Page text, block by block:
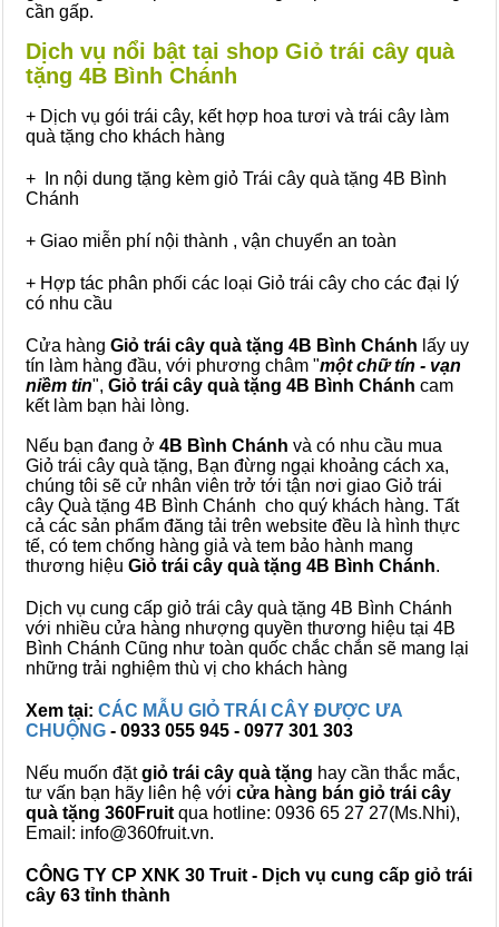
cần gấp.
Dịch vụ nổi bật tại shop Giỏ trái cây quà
tặng 4B Bình Chánh
+ Dịch vụ gói trái cây, kết hợp hoa tươi và trái cây làm
quà tặng cho khách hàng
+ In nội dung tặng kèm giỏ Trái cây quà tặng 4B Bình
Chánh
+ Giao miễn phí nội thành , vận chuyển an toàn
+ Hợp tác phân phối các loại Giỏ trái cây cho các đại lý
có nhu cầu
Cửa hàng Giỏ trái cây quà tặng 4B Bình Chánh lấy uy
tín làm hàng đầu, với phương châm "một chữ tín - vạn
niềm tin", Giỏ trái cây quà tặng 4B Bình Chánh cam
kết làm bạn hài lòng.
Nếu bạn đang ở 4B Bình Chánh và có nhu cầu mua
Giỏ trái cây quà tặng, Bạn đừng ngại khoảng cách xa,
chúng tôi sẽ cử nhân viên trở tới tận nơi giao Giỏ trái
cây Quà tặng 4B Bình Chánh cho quý khách hàng. Tất
cả các sản phẩm đăng tải trên website đều là hình thực
tế, có tem chống hàng giả và tem bảo hành mang
thương hiệu Giỏ trái cây quà tặng 4B Bình Chánh.
Dịch vụ cung cấp giỏ trái cây quà tặng 4B Bình Chánh
với nhiều cửa hàng nhượng quyền thương hiệu tại 4B
Bình Chánh Cũng như toàn quốc chắc chắn sẽ mang lại
những trải nghiệm thù vị cho khách hàng
Xem tại: CÁC MẪU GIỎ TRÁI CÂY ĐƯỢC ƯA
CHUỘNG - 0933 055 945 - 0977 301 303
Nếu muốn đặtgiỏ trái cây quà tặng hay cần thắc mắc,
tư vấn bạn hãy liên hệ với cửa hàng bán giỏ trái cây
quà tặng 360Fruit qua hotline: 0936 65 27 27(Ms.Nhi),
Email: info@360fruit.vn.
CÔNG TY CP XNK 30 Truit - Dịch vụ cung cấp giỏ trái
cây 63 tỉnh thành